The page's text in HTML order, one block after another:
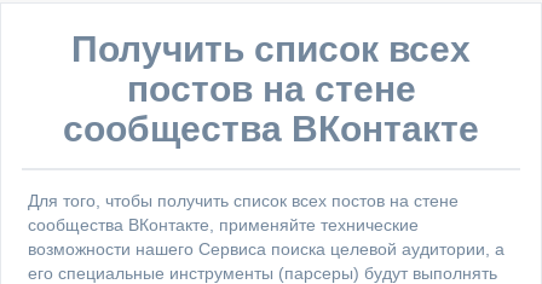
Получить список всех
постов на стене
сообщества ВКонтакте
Для того, чтобы получить список всех постов на стене
сообщества ВКонтакте, применяйте технические
возможности нашего Сервиса поиска целевой аудитории, а
его специальные инструменты (парсеры) будут выполнять